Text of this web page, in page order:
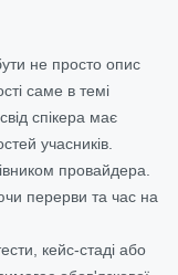
не просто опис
саме в темі
спікера має
учасників.
провайдера.
перерви та час на
кейс-стаді або